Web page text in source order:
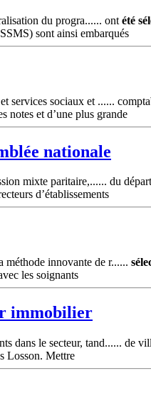
du progra...... ont été
sont ainsi embarqués
services sociaux et ......
notes et d’une plus grande
nationale
mixte paritaire,...... du
d’établissements
méthode innovante de r......
les soignants
immobilier
le secteur, tand...... de
Losson. Mettre